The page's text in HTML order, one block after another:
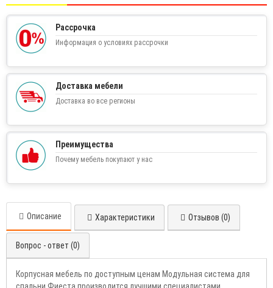
Рассрочка
Информация о условиях рассрочки
Доставка мебели
Доставка во все регионы
Преимущества
Почему мебель покупают у нас
Описание Характеристики Отзывов (0)
Вопрос - ответ (0)
Корпусная мебель по доступным ценам Модульная система для